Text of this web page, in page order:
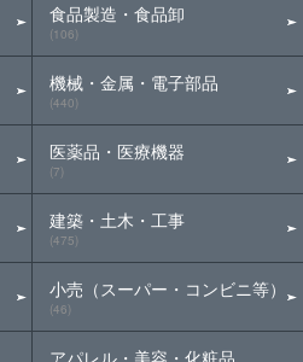
食品製造・食品卸
(106)
機械・金属・電子部品
(440)
医薬品・医療機器
(7)
建築・土木・工事
(475)
小売（スーパー・コンビニ等）
(46)
アパレル・美容・化粧品